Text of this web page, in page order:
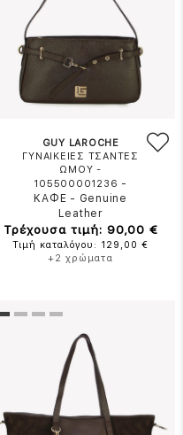
GUY LAROCHE
ΓΥΝΑΙΚΕΙΕΣ ΤΣΑΝΤΕΣ
ΩΜΟΥ -
105500001236 -
ΚΑΦΕ - Genuine
Leather
Τρέχουσα τιμή: 90,00 €
Τιμή καταλόγου: 129,00 €
+2 χρώματα